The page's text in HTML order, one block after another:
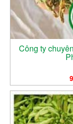
Công ty